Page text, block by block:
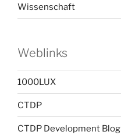
Wissenschaft
Weblinks
1000LUX
CTDP
CTDP Development Blog